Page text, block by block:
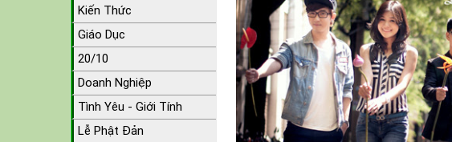
Kiến Thức
Giáo Dục
20/10
Doanh Nghiệp
Tình Yêu - Giới Tính
Lễ Phật Đản